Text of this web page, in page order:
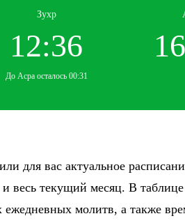
Зухр
12:36
До Асра осталось 00:31
для вас актуальное
весь текущий месяц. В
ежедневных молитв, а также